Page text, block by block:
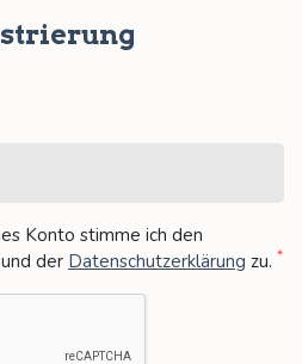
Konto stimme ich den
und der Datenschutzerklärung zu. *